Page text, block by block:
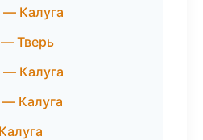
— Калуга
Тверь
Калуга
Калуга